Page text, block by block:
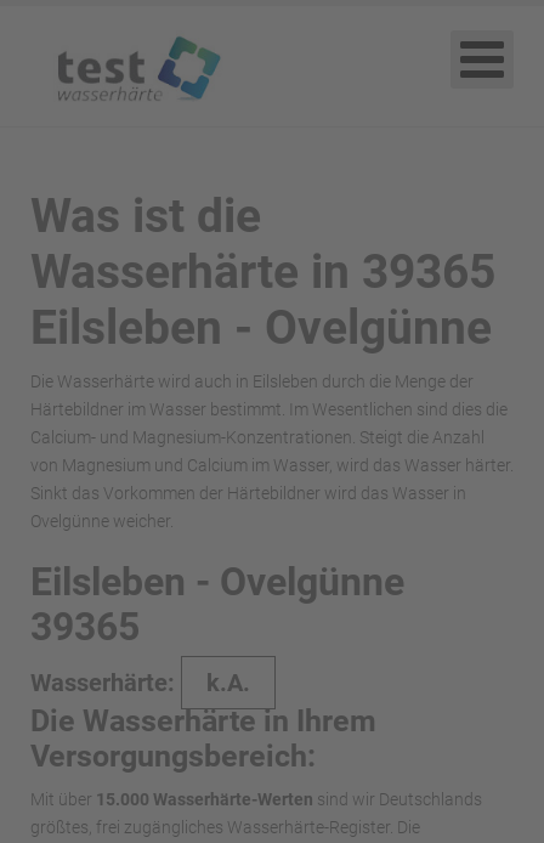
Was ist die
Wasserhärte in 39365
Eilsleben - Ovelgünne
Die Wasserhärte wird auch in Eilsleben durch die Menge der
Härtebildner im Wasser bestimmt. Im Wesentlichen sind dies die
Calcium- und Magnesium-Konzentrationen. Steigt die Anzahl
von Magnesium und Calcium im Wasser, wird das Wasser härter.
Sinkt das Vorkommen der Härtebildner wird das Wasser in
Ovelgünne weicher.
Eilsleben - Ovelgünne
39365
Wasserhärte: k.A.
Die Wasserhärte in Ihrem
Versorgungsbereich:
Mit über 15.000 Wasserhärte-Werten sind wir Deutschlands
größtes, frei zugängliches Wasserhärte-Register. Die